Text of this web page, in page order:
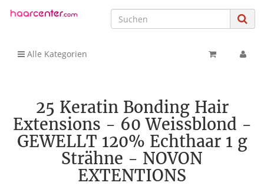
Alle Kategorien
25 Keratin Bonding Hair
Extensions - 60 Weissblond -
GEWELLT 120% Echthaar 1 g
Strähne - NOVON
EXTENTIONS